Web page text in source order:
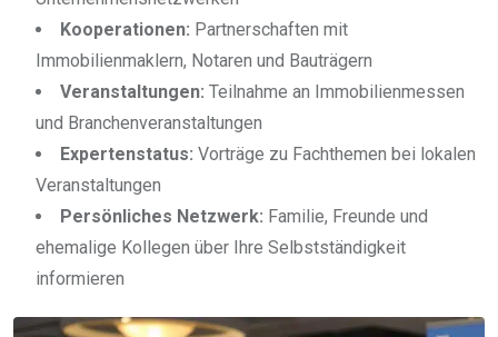
Kooperationen: Partnerschaften mit
Immobilienmaklern, Notaren und Bauträgern
Veranstaltungen: Teilnahme an Immobilienmessen
und Branchenveranstaltungen
Expertenstatus: Vorträge zu Fachthemen bei lokalen
Veranstaltungen
Persönliches Netzwerk: Familie, Freunde und
ehemalige Kollegen über Ihre Selbstständigkeit
informieren